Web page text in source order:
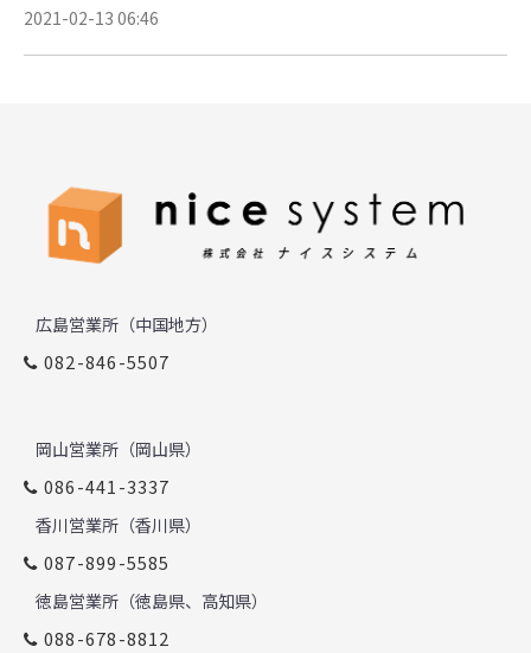
2021-02-13 06:46
広島営業所（中国地方）
082-846-5507
岡山営業所（岡山県）
086-441-3337
香川営業所（香川県）
087-899-5585
徳島営業所（徳島県、高知県）
088-678-8812